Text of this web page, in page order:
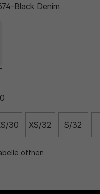
Black Denim
30 XS/32 S/32
öffnen